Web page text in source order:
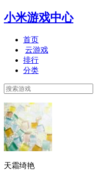
小米游戏中心
首页
云游戏
排行
分类
天霜绮艳